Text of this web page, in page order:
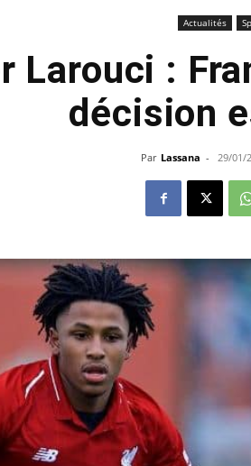
Actualités
Larouci :
décision
Par Lassana - 29/01/